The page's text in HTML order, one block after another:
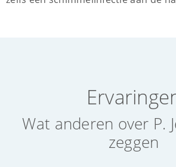
Wat anderen over P.
zeggen